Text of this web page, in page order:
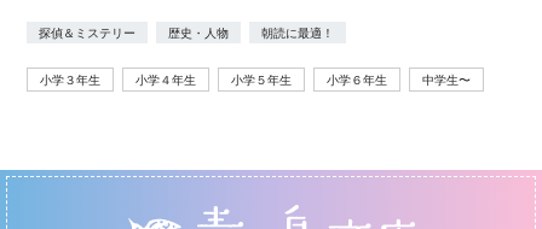
探偵＆ミステリー 歴史・人物 朝読に最適！
小学３年生 小学４年生 小学５年生 小学６年生 中学生〜